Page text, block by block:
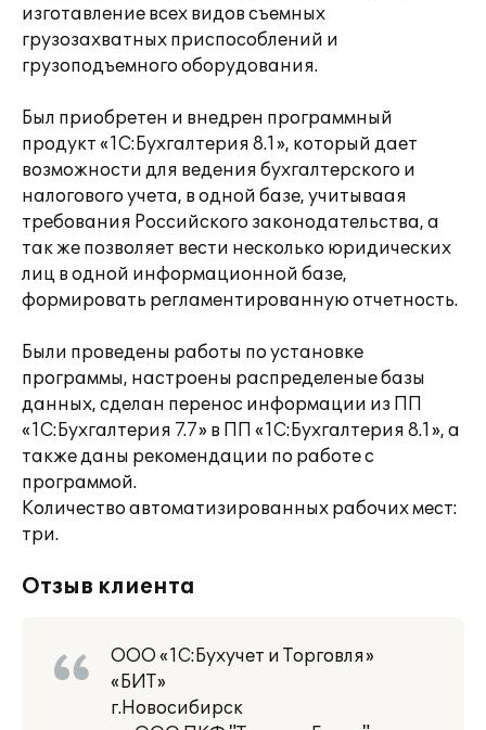
изготавление всех видов съемных
грузозахватных приспособлений и
грузоподъемного оборудования.
Был приобретен и внедрен программный
продукт «1С:Бухгалтерия 8.1», который дает
возможности для ведения бухгалтерского и
налогового учета, в одной базе, учитываая
требования Российского законодательства, а
так же позволяет вести несколько юридических
лиц в одной информационной базе,
формировать регламентированную отчетность.
Были проведены работы по установке
программы, настроены распределеные базы
данных, сделан перенос информации из ПП
«1С:Бухгалтерия 7.7» в ПП «1С:Бухгалтерия 8.1», а
также даны рекомендации по работе с
программой.
Количество автоматизированных рабочих мест:
три.
Отзыв клиента
ООО «1С:Бухучет и Торговля»
«БИТ»
г.Новосибирск